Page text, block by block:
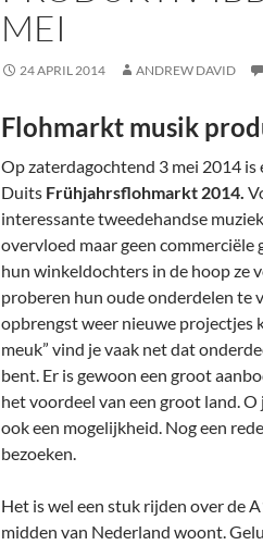
MEI
24 APRIL 2014 ANDREW DAVID
Flohmarkt musik
Op zaterdagochtend 3 mei 2014
Duits Frühjahrsflohmarkt 2014.
interessante tweedehandse
overvloed maar geen
hun winkeldochters in de hoop ze
proberen hun oude onderdelen te
opbrengst weer nieuwe projectjes
meuk” vind je vaak net dat
bent. Er is gewoon een groot
het voordeel van een groot land.
ook een mogelijkheid. Nog een
bezoeken.
Het is wel een stuk rijden over de
midden van Nederland woont.